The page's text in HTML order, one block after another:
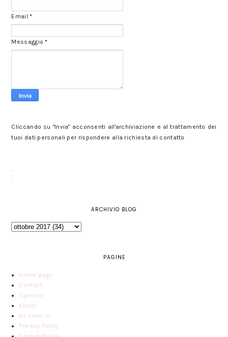
Email*
Messaggio*
Cliccando su "Invia" acconsenti all'archiviazione e al trattamento dei
tuoi dati personali per rispondere alla richiesta di contatto
ARCHIVIO BLOG
PAGINE
Home page
Contact
Sponsor
About
As seen in
Privacy Policy